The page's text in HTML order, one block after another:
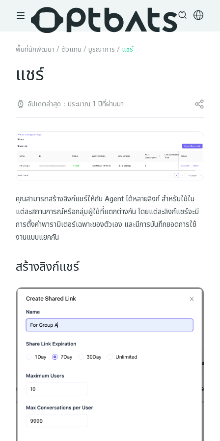
พื้นที่นักพัฒนา / ตัวแทน / บูรณาการ / แชร์
แชร์
อัปเดตล่าสุด：ประมาณ 1 ปีที่ผ่านมา
คุณสามารถสร้างลิงก์แชร์ให้กับ Agent ได้หลายลิงก์ สำหรับใช้ใน
แต่ละสถานการณ์หรือกลุ่มผู้ใช้ที่แตกต่างกัน โดยแต่ละลิงก์แชร์จะมี
การตั้งค่าพารามิเตอร์เฉพาะของตัวเอง และมีการบันทึกยอดการใช้
งานแบบแยกกัน
สร้างลิงก์แชร์